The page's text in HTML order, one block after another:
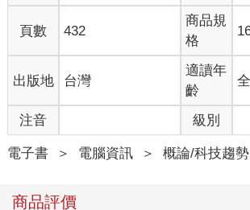
頁數 432
商品規
格
出版地 台灣
適讀年
齡
注音 級別
電子書 ＞ 電腦資訊 ＞ 概論/科技趨勢
商品評價